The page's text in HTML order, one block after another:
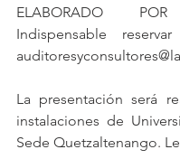
ELABORADO
Indispensable
La presentación será
instalaciones de
Sede Quetzaltenango.